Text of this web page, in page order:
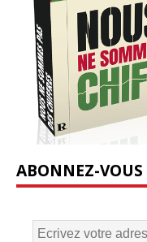
ABONNEZ-VOUS